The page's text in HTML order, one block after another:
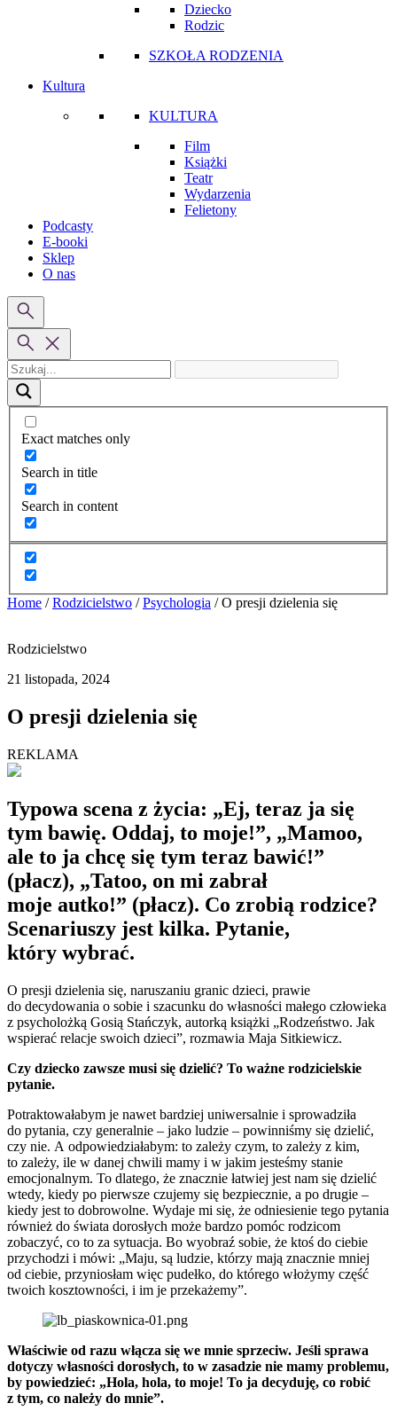
Dziecko
Rodzic
SZKOŁA RODZENIA
Kultura
KULTURA
Film
Książki
Teatr
Wydarzenia
Felietony
Podcasty
E-booki
Sklep
O nas
Exact matches only
Search in title
Search in content
Home / Rodzicielstwo / Psychologia / O presji dzielenia się
Rodzicielstwo
21 listopada, 2024
O presji dzielenia się
REKLAMA
Typowa scena z życia: „Ej, teraz ja się
tym bawię. Oddaj, to moje!”, „Mamoo,
ale to ja chcę się tym teraz bawić!”
(płacz), „Tatoo, on mi zabrał
moje autko!” (płacz). Co zrobią rodzice?
Scenariuszy jest kilka. Pytanie,
który wybrać.
O presji dzielenia się, naruszaniu granic dzieci, prawie
do decydowania o sobie i szacunku do własności małego człowieka
z psycholożką Gosią Stańczyk, autorką książki „Rodzeństwo. Jak
wspierać relacje swoich dzieci”, rozmawia Maja Sitkiewicz.
Czy dziecko zawsze musi się dzielić? To ważne rodzicielskie
pytanie.
Potraktowałabym je nawet bardziej uniwersalnie i sprowadziła
do pytania, czy generalnie – jako ludzie – powinniśmy się dzielić,
czy nie. A odpowiedziałabym: to zależy czym, to zależy z kim,
to zależy, ile w danej chwili mamy i w jakim jesteśmy stanie
emocjonalnym. To dlatego, że znacznie łatwiej jest nam się dzielić
wtedy, kiedy po pierwsze czujemy się bezpiecznie, a po drugie –
kiedy jest to dobrowolne. Wydaje mi się, że odniesienie tego pytania
również do świata dorosłych może bardzo pomóc rodzicom
zobaczyć, co to za sytuacja. Bo wyobraź sobie, że ktoś do ciebie
przychodzi i mówi: „Maju, są ludzie, którzy mają znacznie mniej
od ciebie, przyniosłam więc pudełko, do którego włożymy część
twoich kosztowności, i im je przekażemy”.
Właściwie od razu włącza się we mnie sprzeciw. Jeśli sprawa
dotyczy własności dorosłych, to w zasadzie nie mamy problemu,
by powiedzieć: „Hola, hola, to moje! To ja decyduję, co robić
z tym, co należy do mnie”.